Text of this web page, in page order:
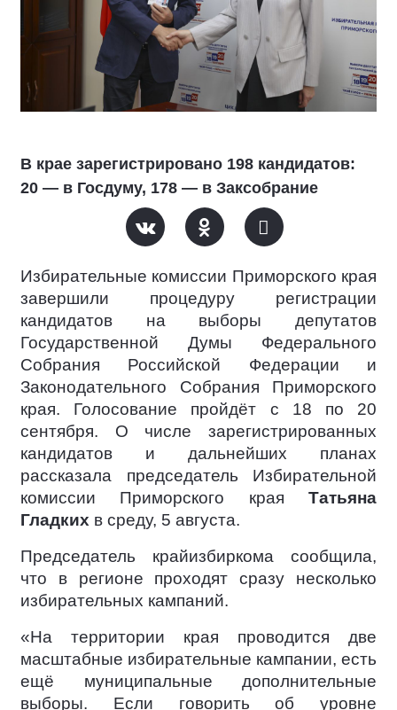
В крае зарегистрировано 198 кандидатов:
20 — в Госдуму, 178 — в Заксобрание
Избирательные комиссии Приморского края
завершили процедуру регистрации
кандидатов на выборы депутатов
Государственной Думы Федерального
Собрания Российской Федерации и
Законодательного Собрания Приморского
края. Голосование пройдёт с 18 по 20
сентября. О числе зарегистрированных
кандидатов и дальнейших планах
рассказала председатель Избирательной
комиссии Приморского края Татьяна
Гладких в среду, 5 августа.
Председатель крайизбиркома сообщила,
что в регионе проходят сразу несколько
избирательных кампаний.
«На территории края проводится две
масштабные избирательные кампании, есть
ещё муниципальные дополнительные
выборы. Если говорить об уровне